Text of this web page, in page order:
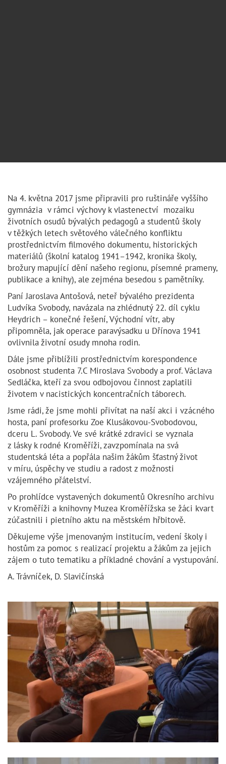
Na 4. května 2017 jsme připravili pro ruštináře vyššího
gymnázia v rámci výchovy k vlastenectví mozaiku
životních osudů bývalých pedagogů a studentů školy
v těžkých letech světového válečného konfliktu
prostřednictvím filmového dokumentu, historických
materiálů (školní katalog 1941–1942, kronika školy,
brožury mapující dění našeho regionu, písemné prameny,
publikace a knihy), ale zejména besedou s pamětníky.
Paní Jaroslava Antošová, neteř bývalého prezidenta
Ludvíka Svobody, navázala na zhlédnutý 22. díl cyklu
Heydrich – konečné řešení, Východní vítr, aby
připomněla, jak operace paravýsadku u Dřínova 1941
ovlivnila životní osudy mnoha rodin.
Dále jsme přiblížili prostřednictvím korespondence
osobnost studenta 7.C Miroslava Svobody a prof. Václava
Sedláčka, kteří za svou odbojovou činnost zaplatili
životem v nacistických koncentračních táborech.
Jsme rádi, že jsme mohli přivítat na naší akci i vzácného
hosta, paní profesorku Zoe Klusákovou-Svobodovou,
dceru L. Svobody. Ve své krátké zdravici se vyznala
z lásky k rodné Kroměříži, zavzpomínala na svá
studentská léta a popřála našim žákům šťastný život
v míru, úspěchy ve studiu a radost z možnosti
vzájemného přátelství.
Po prohlídce vystavených dokumentů Okresního archivu
v Kroměříži a knihovny Muzea Kroměřížska se žáci kvart
zúčastnili i pietního aktu na městském hřbitově.
Děkujeme výše jmenovaným institucím, vedení školy i
hostům za pomoc s realizací projektu a žákům za jejich
zájem o tuto tematiku a příkladné chování a vystupování.
A. Trávníček, D. Slavičínská